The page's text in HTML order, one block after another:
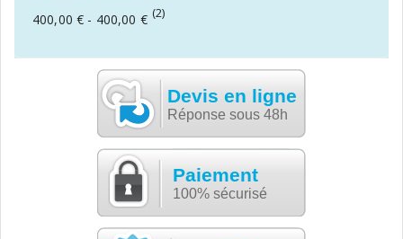
400,00 € - 400,00 € (2)
Devis en ligne
Réponse sous 48h
Paiement
100% sécurisé